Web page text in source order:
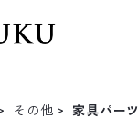
その他 家具パーツ